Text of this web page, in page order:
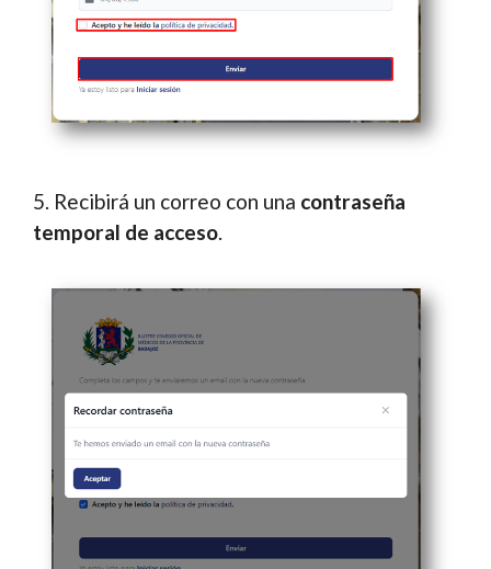
5. Recibirá un correo con una contraseña
temporal de acceso.